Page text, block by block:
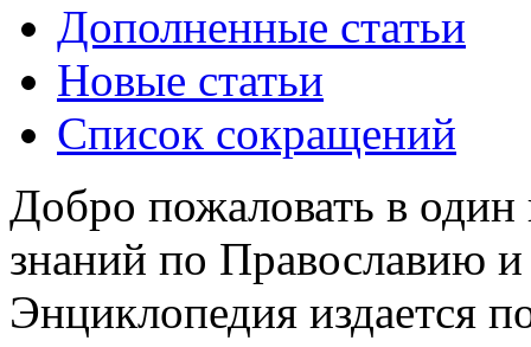
Дополненные статьи
Новые статьи
Список сокращений
Добро пожаловать в
знаний по Православию
Энциклопедия издается